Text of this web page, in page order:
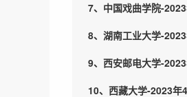
7、中国戏曲学院-
8、湖南工业大学-
9、西安邮电大学-
10、西藏大学-2023年